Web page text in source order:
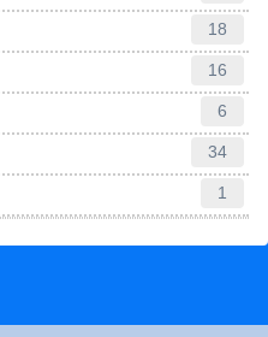
18
16
6
34
1